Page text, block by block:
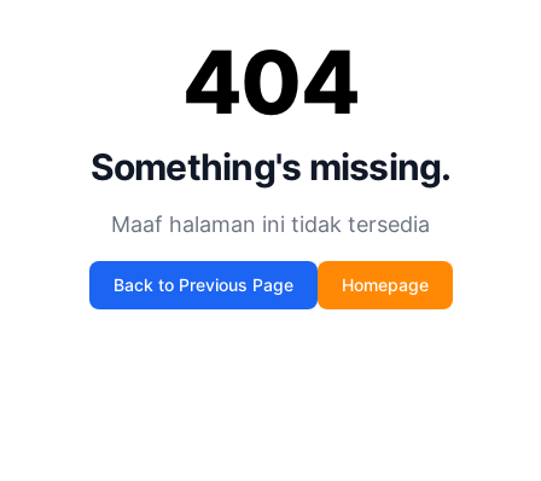
404
Something's missing.
Maaf halaman ini tidak tersedia
Back to Previous Page Homepage